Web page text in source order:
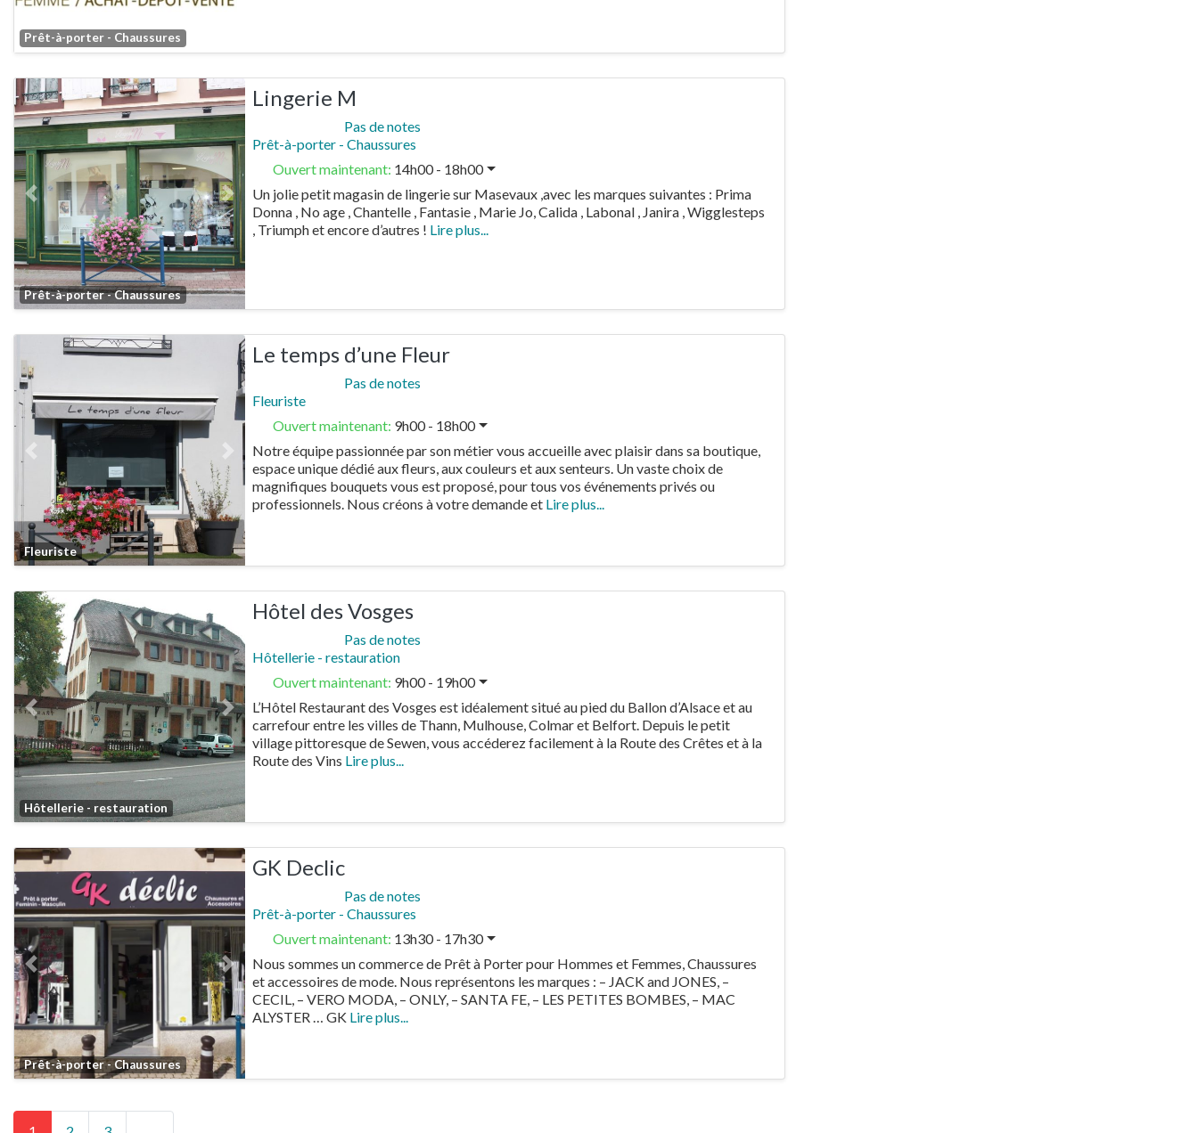
Prêt-à-porter - Chaussures
Favorite
Prêt-à-porter - Chaussures
Previous Next
Lingerie M
Pas de notes
Prêt-à-porter - Chaussures
Ouvert maintenant: 14h00 - 18h00
Un jolie petit magasin de lingerie sur Masevaux ,avec les marques suivantes : Prima
Donna , No age , Chantelle , Fantasie , Marie Jo, Calida , Labonal , Janira , Wigglesteps
, Triumph et encore d’autres ! Lire plus...
Favorite
Fleuriste
Previous Next
Le temps d’une Fleur
Pas de notes
Fleuriste
Ouvert maintenant: 9h00 - 18h00
Notre équipe passionnée par son métier vous accueille avec plaisir dans sa boutique,
espace unique dédié aux fleurs, aux couleurs et aux senteurs. Un vaste choix de
magnifiques bouquets vous est proposé, pour tous vos événements privés ou
professionnels. Nous créons à votre demande et Lire plus...
Favorite
Hôtellerie - restauration
Previous Next
Hôtel des Vosges
Pas de notes
Hôtellerie - restauration
Ouvert maintenant: 9h00 - 19h00
L’Hôtel Restaurant des Vosges est idéalement situé au pied du Ballon d’Alsace et au
carrefour entre les villes de Thann, Mulhouse, Colmar et Belfort. Depuis le petit
village pittoresque de Sewen, vous accéderez facilement à la Route des Crêtes et à la
Route des Vins Lire plus...
Favorite
Prêt-à-porter - Chaussures
Previous Next
GK Declic
Pas de notes
Prêt-à-porter - Chaussures
Ouvert maintenant: 13h30 - 17h30
Nous sommes un commerce de Prêt à Porter pour Hommes et Femmes, Chaussures
et accessoires de mode. Nous représentons les marques : – JACK and JONES, –
CECIL, – VERO MODA, – ONLY, – SANTA FE, – LES PETITES BOMBES, – MAC
ALYSTER … GK Lire plus...